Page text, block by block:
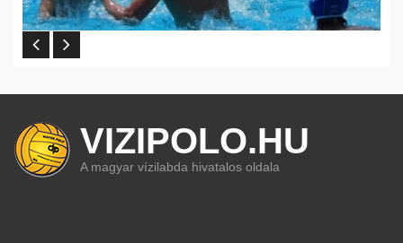
VIZIPOLO.HU
A magyar vízilabda hivatalos oldala